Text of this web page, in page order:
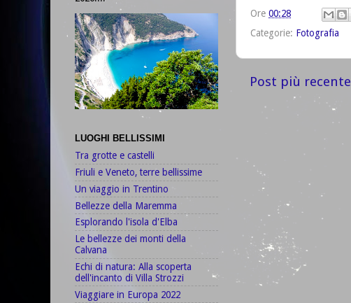
Ore 00:28
Categorie: Fotografia
Post più recente
LUOGHI BELLISSIMI
Tra grotte e castelli
Friuli e Veneto, terre bellissime
Un viaggio in Trentino
Bellezze della Maremma
Esplorando l'isola d'Elba
Le bellezze dei monti della
Calvana
Echi di natura: Alla scoperta
dell'incanto di Villa Strozzi
Viaggiare in Europa 2022